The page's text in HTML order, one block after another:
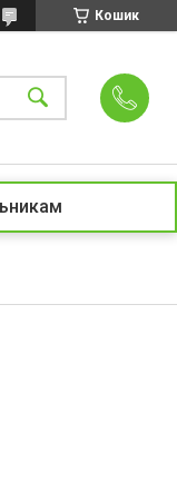
Кошик